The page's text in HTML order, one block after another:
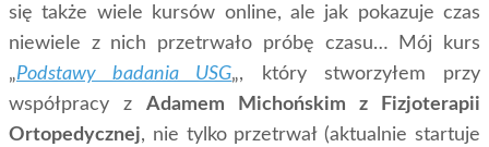
się także wiele kursów online, ale jak pokazuje czas
niewiele z nich przetrwało próbę czasu… Mój kurs
„Podstawy badania USG„, który stworzyłem przy
współpracy z Adamem Michońskim z Fizjoterapii
Ortopedycznej, nie tylko przetrwał (aktualnie startuje